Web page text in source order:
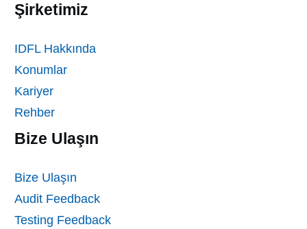
Şirketimiz
IDFL Hakkında
Konumlar
Kariyer
Rehber
Bize Ulaşın
Bize Ulaşın
Audit Feedback
Testing Feedback